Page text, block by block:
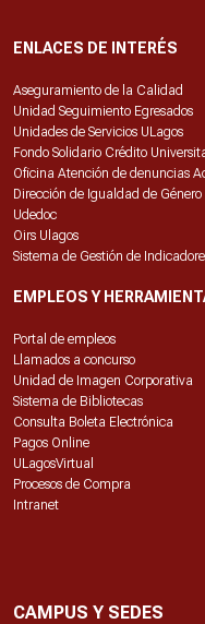
ENLACES DE INTERÉS
Aseguramiento de la Calidad
Unidad Seguimiento Egresados
Unidades de Servicios ULagos
Fondo Solidario Crédito
Oficina Atención de denuncias
Dirección de Igualdad de Género
Udedoc
Oirs Ulagos
Sistema de Gestión de
EMPLEOS Y
Portal de empleos
Llamados a concurso
Unidad de Imagen Corporativa
Sistema de Bibliotecas
Consulta Boleta Electrónica
Pagos Online
ULagosVirtual
Procesos de Compra
Intranet
CAMPUS Y SEDES